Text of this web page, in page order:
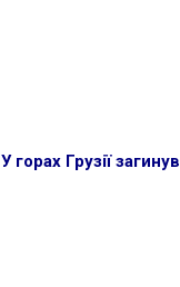
У горах Грузії